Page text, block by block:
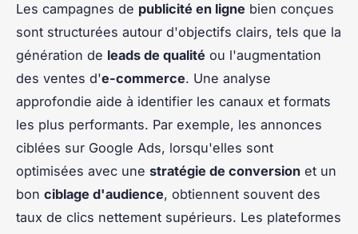
Les campagnes de publicité en ligne bien conçues
sont structurées autour d'objectifs clairs, tels que la
génération de leads de qualité ou l'augmentation
des ventes d'e-commerce. Une analyse
approfondie aide à identifier les canaux et formats
les plus performants. Par exemple, les annonces
ciblées sur Google Ads, lorsqu'elles sont
optimisées avec une stratégie de conversion et un
bon ciblage d'audience, obtiennent souvent des
taux de clics nettement supérieurs. Les plateformes